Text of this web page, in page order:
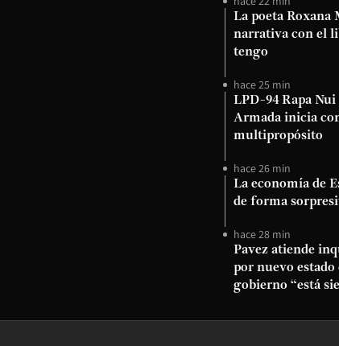
La poeta Roxana
narrativa con el
tengo
hace 25 min
LPD-94 Rapa Nui
Armada inicia
multipropósito
hace 26 min
La economía de
de forma
hace 28 min
Pavez atiende
por nuevo
gobierno “está